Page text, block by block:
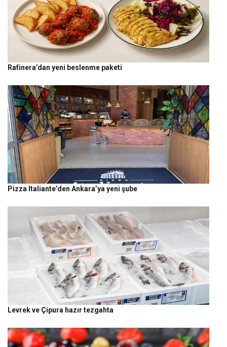
Rafinera’dan yeni beslenme paketi
Pizza Italiante’den Ankara’ya yeni şube
Levrek ve Çipura hazır tezgahta